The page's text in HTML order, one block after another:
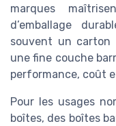
marques
d’emballage
souvent un
une fine couche
performance, coût
Pour les usages
boîtes, des boîtes